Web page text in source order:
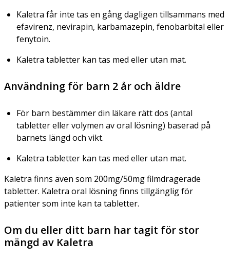
Kaletra får inte tas en gång dagligen tillsammans med
efavirenz, nevirapin, karbamazepin, fenobarbital eller
fenytoin.
Kaletra tabletter kan tas med eller utan mat.
Användning för barn 2 år och äldre
För barn bestämmer din läkare rätt dos (antal
tabletter eller volymen av oral lösning) baserad på
barnets längd och vikt.
Kaletra tabletter kan tas med eller utan mat.
Kaletra finns även som 200mg/50mg filmdragerade
tabletter. Kaletra oral lösning finns tillgänglig för
patienter som inte kan ta tabletter.
Om du eller ditt barn har tagit för stor
mängd av Kaletra